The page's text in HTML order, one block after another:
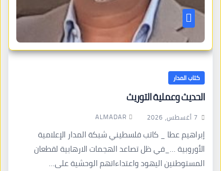
كتاب المدار
الحديث وعملية التوريث
7 أغسطس، 2026 ALMADAR
إبراهيم عطا _ كاتب فلسطيني شبكة المدار الإعلامية
الأوروبية …_في ظل تصاعد الهجمات الارهابية لقطعان
المستوطنين اليهود واعتداءاتهم الوحشية على…